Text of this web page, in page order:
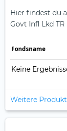
Hier findest du
Govt Infl Lkd TR
Fonds­name
Keine
Weitere